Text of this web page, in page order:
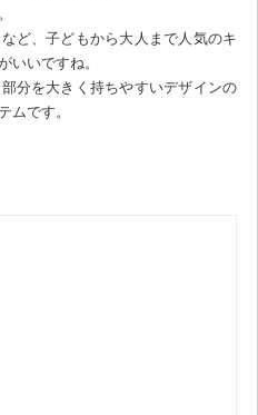
ど、子どもから大人まで人気のキ
いいですね。
分を大きく持ちやすいデザインの
ムです。